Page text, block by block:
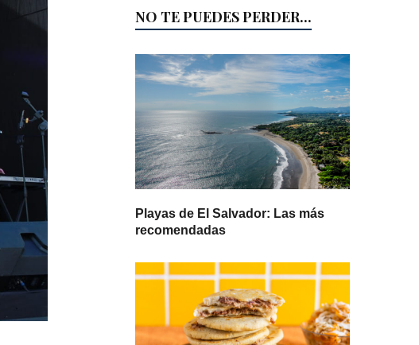
NO TE PUEDES PERDER...
Playas de El Salvador: Las más
recomendadas